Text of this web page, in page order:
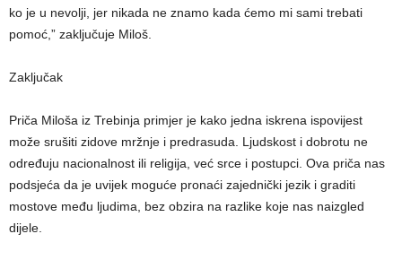
ko je u nevolji, jer nikada ne znamo kada ćemo mi sami trebati
pomoć,” zaključuje Miloš.
Zaključak
Priča Miloša iz Trebinja primjer je kako jedna iskrena ispovijest
može srušiti zidove mržnje i predrasuda. Ljudskost i dobrotu ne
određuju nacionalnost ili religija, već srce i postupci. Ova priča nas
podsjeća da je uvijek moguće pronaći zajednički jezik i graditi
mostove među ljudima, bez obzira na razlike koje nas naizgled
dijele.